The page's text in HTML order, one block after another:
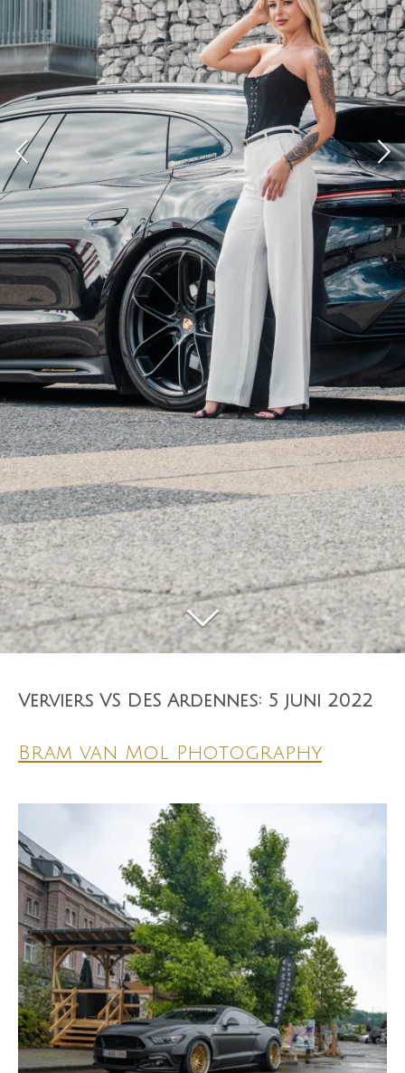
Verviers VS DES Ardennes: 5 juni 2022
Bram van Mol Photography